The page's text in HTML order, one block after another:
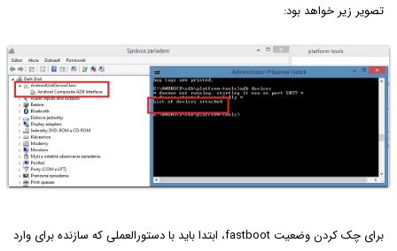
تصویر زیر خواهد بود:
برای چک کردن وضعیت fastboot، ابتدا باید با دستورالعملی که سازنده برای وارد